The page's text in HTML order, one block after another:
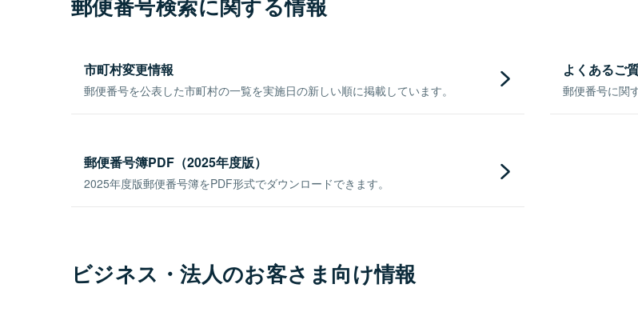
郵便番号検索に関する情報
市町村変更情報
郵便番号を公表した市町村の一覧を実施日の新しい順に掲載しています。
よくあるご
郵便番号に関
郵便番号簿PDF（2025年度版）
2025年度版郵便番号簿をPDF形式でダウンロードできます。
ビジネス・法人のお客さま向け情報